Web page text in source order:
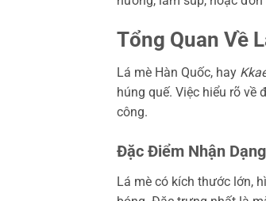
Tổng Quan Về
Lá mè Hàn Quốc, hay
húng quế. Việc hiểu rõ
công.
Đặc Điểm Nhận
Lá mè có kích thước lớn,